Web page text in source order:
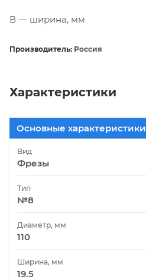
В — ширина, мм
Производитель: Россия
Характеристики
Основные характеристики
Вид
Фрезы
Тип
№8
Диаметр, мм
110
Ширина, мм
19.5